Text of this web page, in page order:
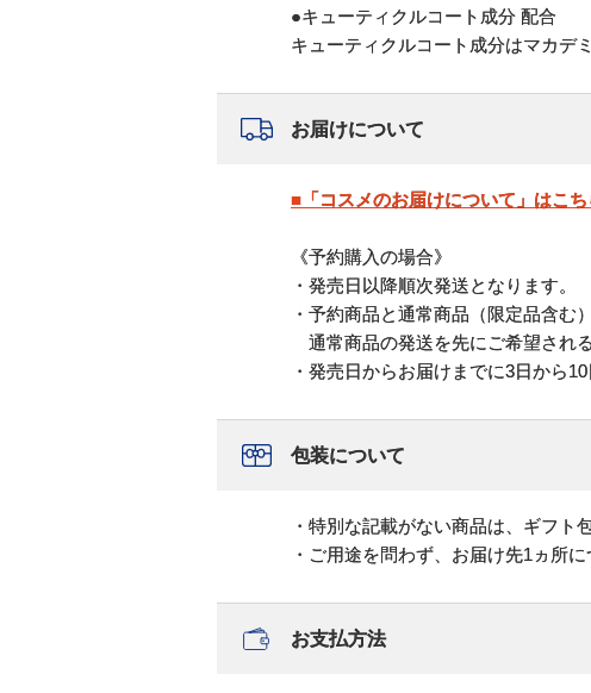
●キューティクルコート成分 配合
キューティクルコート成分はマカデ
お届けについて
■「コスメのお届けについて」はこち
《予約購入の場合》
・発売日以降順次発送となります。
・予約商品と通常商品（限定品含む
通常商品の発送を先にご希望され
・発売日からお届けまでに3日から
包装について
・特別な記載がない商品は、ギフト
・ご用途を問わず、お届け先1ヵ所
お支払方法